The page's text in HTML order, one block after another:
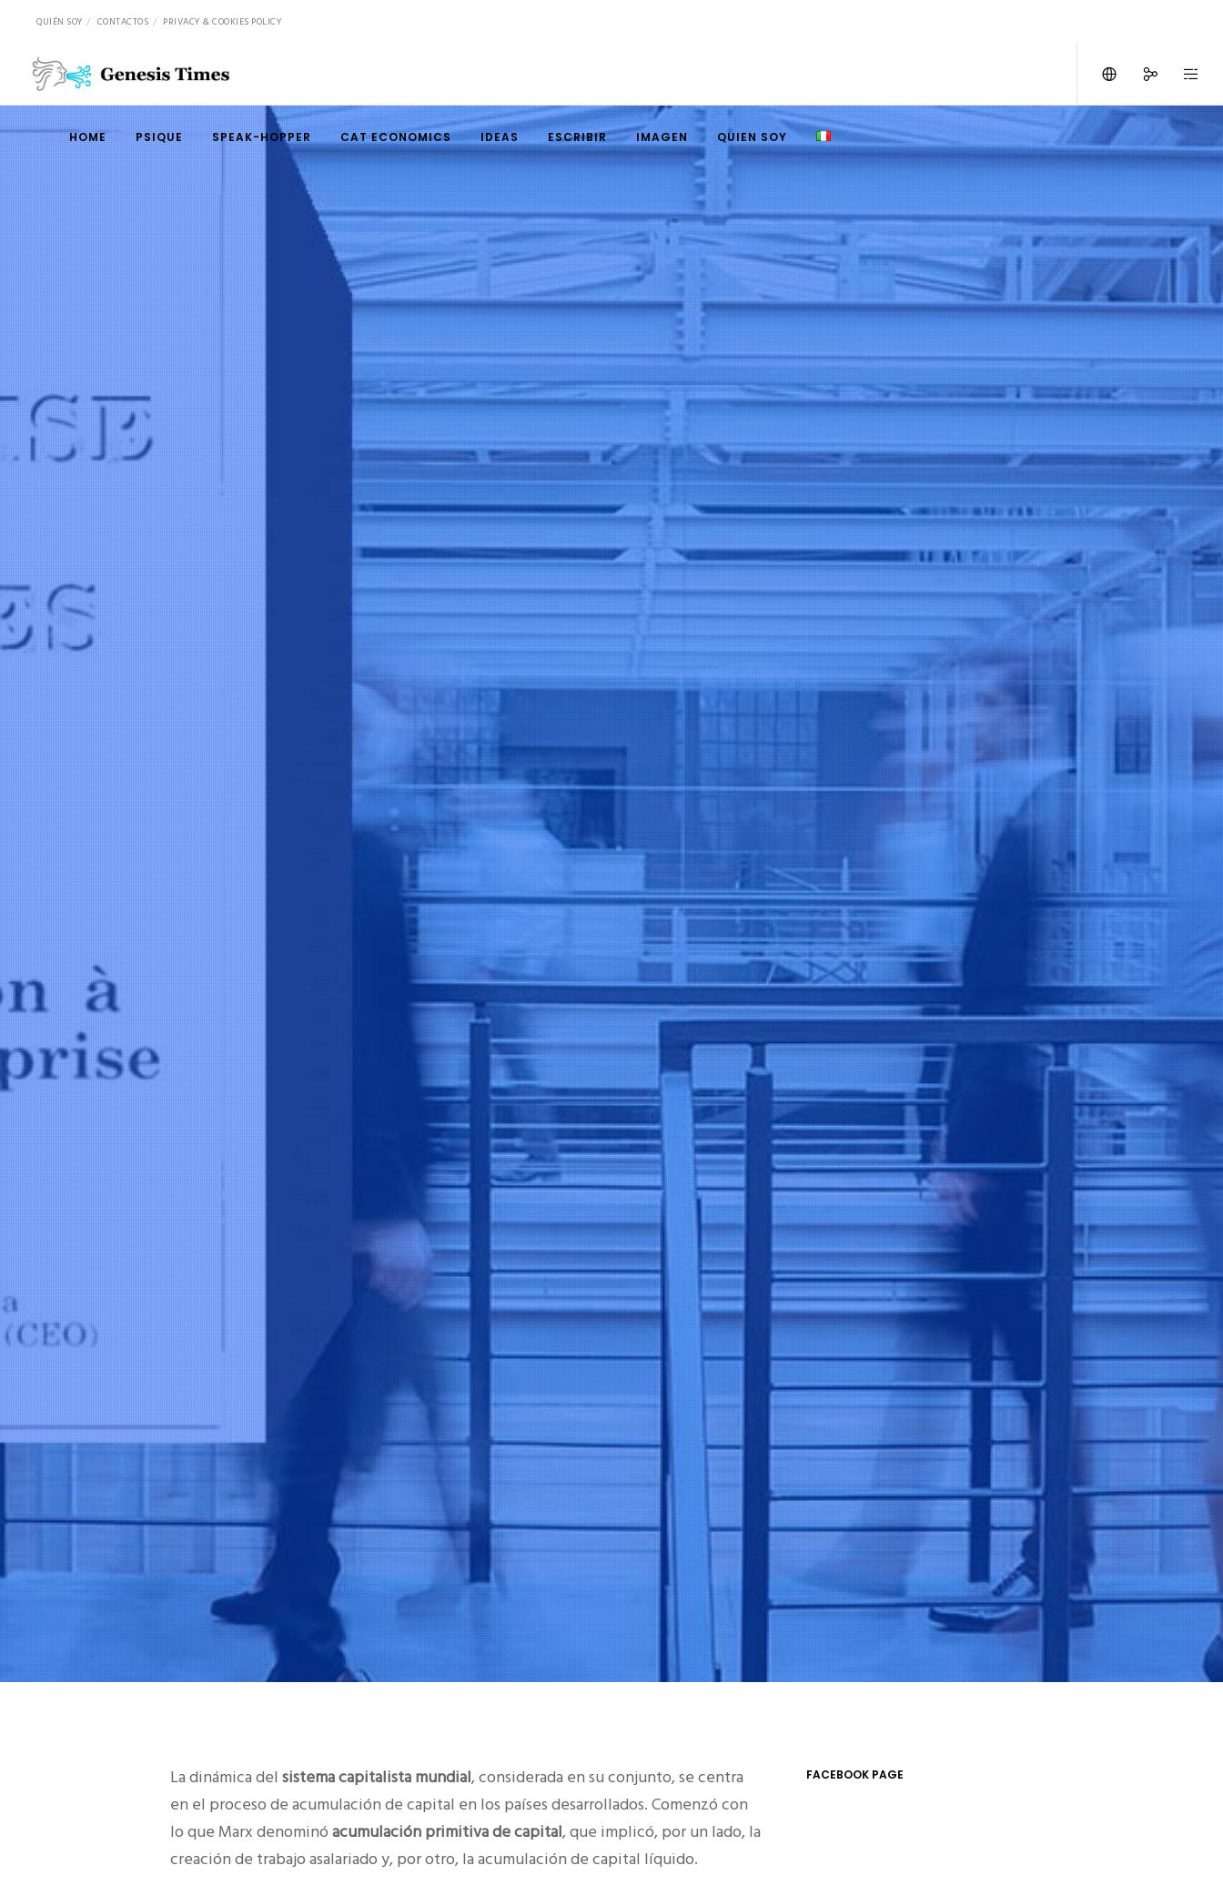
QUIÉN SOY CONTACTOS PRIVACY & COOKIES POLICY
HOME PSIQUE SPEAK-HOPPER CAT ECONOMICS IDEAS ESCRIBIR IMAGEN QUIEN SOY
La dinámica del sistema capitalista mundial, considerada en su conjunto, se centra
en el proceso de acumulación de capital en los países desarrollados. Comenzó con
lo que Marx denominóacumulación primitiva de capital, que implicó, por un lado, la
creación de trabajo asalariado y, por otro, la acumulación de capital líquido.
FACEBOOK PAGE